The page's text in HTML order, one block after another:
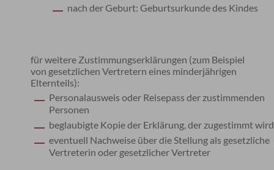
nach der Geburt: Geburtsurkunde des Kindes
für weitere Zustimmungserklärungen (zum Beispiel
von gesetzlichen Vertretern eines minderjährigen
Elternteils):
Personalausweis oder Reisepass der zustimmenden
Personen
beglaubigte Kopie der Erklärung, der zugestimmt wird
eventuell Nachweise über die Stellung als gesetzliche
Vertreterin oder gesetzlicher Vertreter